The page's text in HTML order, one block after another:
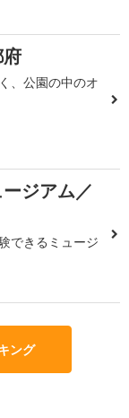
、公園の中のオ
ジアム／
できるミュージ
ング